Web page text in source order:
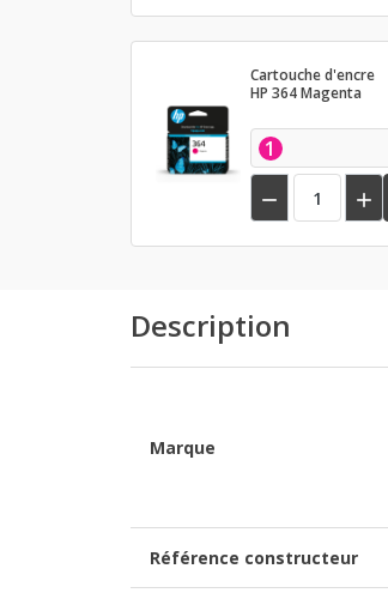
Cartouche d'encre
HP 364 Magenta
1
 
Description
Marque
Référence constructeur